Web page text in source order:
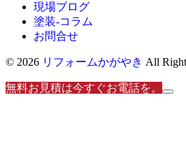
現場ブログ
塗装-コラム
お問合せ
© 2026 リフォームかがやき All
無料お見積は今すぐお電話を。